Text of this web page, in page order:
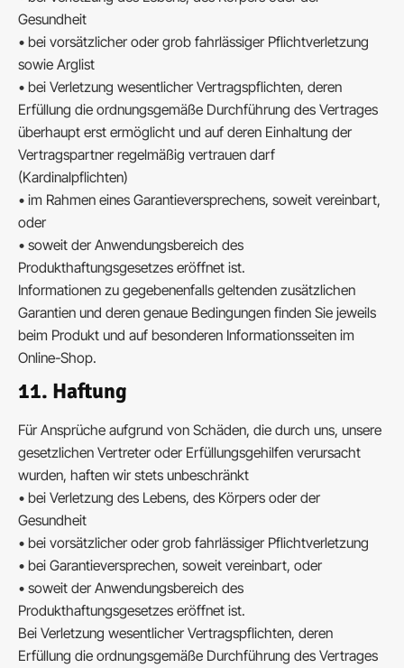
Gesundheit
• bei vorsätzlicher oder grob fahrlässiger Pflichtverletzung
sowie Arglist
• bei Verletzung wesentlicher Vertragspflichten, deren
Erfüllung die ordnungsgemäße Durchführung des Vertrages
überhaupt erst ermöglicht und auf deren Einhaltung der
Vertragspartner regelmäßig vertrauen darf
(Kardinalpflichten)
• im Rahmen eines Garantieversprechens, soweit vereinbart,
oder
• soweit der Anwendungsbereich des
Produkthaftungsgesetzes eröffnet ist.
Informationen zu gegebenenfalls geltenden zusätzlichen
Garantien und deren genaue Bedingungen finden Sie jeweils
beim Produkt und auf besonderen Informationsseiten im
Online-Shop.
11. Haftung
Für Ansprüche aufgrund von Schäden, die durch uns, unsere
gesetzlichen Vertreter oder Erfüllungsgehilfen verursacht
wurden, haften wir stets unbeschränkt
• bei Verletzung des Lebens, des Körpers oder der
Gesundheit
• bei vorsätzlicher oder grob fahrlässiger Pflichtverletzung
• bei Garantieversprechen, soweit vereinbart, oder
• soweit der Anwendungsbereich des
Produkthaftungsgesetzes eröffnet ist.
Bei Verletzung wesentlicher Vertragspflichten, deren
Erfüllung die ordnungsgemäße Durchführung des Vertrages